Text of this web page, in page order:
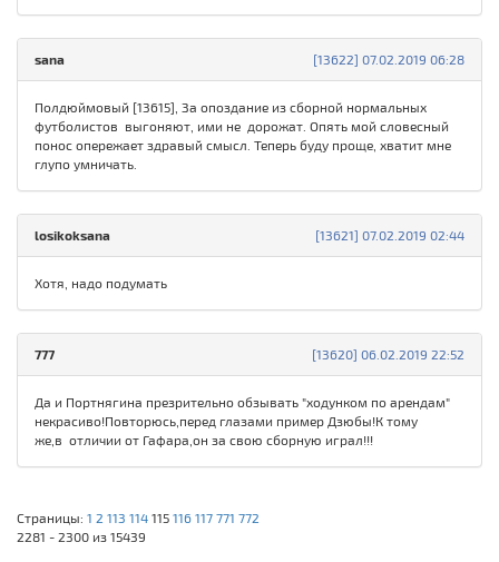
[13622] 07.02.2019 06:28
sаna
Полдюймовый [13615], За опоздание из сборной нормальных
футболистов выгоняют, ими не дорожат. Опять мой словесный
понос опережает здравый смысл. Теперь буду проще, хватит мне
глупо умничать.
[13621] 07.02.2019 02:44
losikoksana
Хотя, надо подумать
[13620] 06.02.2019 22:52
777
Да и Портнягина презрительно обзывать "ходунком по арендам"
некрасиво!Повторюсь,перед глазами пример Дзюбы!К тому
же,в отличии от Гафара,он за свою сборную играл!!!
Страницы: 1 2 113 114 115 116 117 771 772
2281 - 2300 из 15439